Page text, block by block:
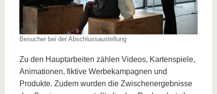
Besucher bei der Abschlussaustellung
Zu den Hauptarbeiten zählen Videos, Kartenspiele,
Animationen, fiktive Werbekampagnen und
Produkte. Zudem wurden die Zwischenergebnisse